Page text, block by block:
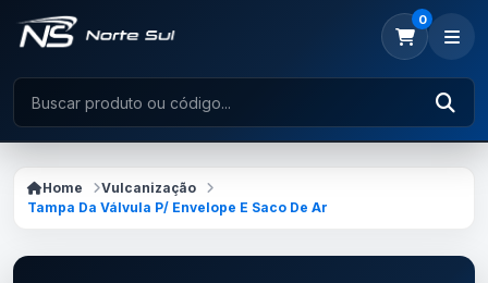
0
Home
Vulcanização
Tampa Da Válvula P/ Envelope E Saco De Ar